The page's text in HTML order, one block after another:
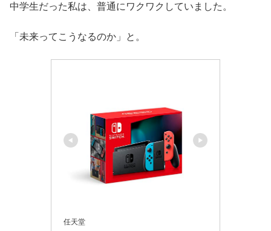
中学生だった私は、普通にワクワクしていました。
「未来ってこうなるのか」と。
任天堂